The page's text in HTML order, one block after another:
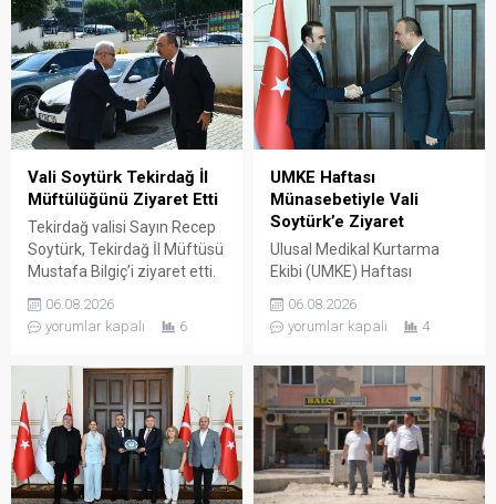
Vali Soytürk Tekirdağ İl
Müftülüğünü Ziyaret Etti
Tekirdağ valisi Sayın Recep
Soytürk, Tekirdağ İl Müftüsü
Mustafa Bilgiç’i ziyaret etti.
Ziyaret sırasında İl Müftüsü
Bilgiç ve Tekirdağ İl
Müftülüğü personeli
Soytürk ardından İl Müftüsü
Bilgiç ile bir süre görüşerek
müftülüğün çalışma ve
faaliyetleri hakkında bilgi
aldı. Günün anısına hatıra
fotoğrafı çekilmesinin
06.08.2026
yorumlar kapalı
6
UMKE Haftası
Münasebetiyle Vali
Soytürk’e Ziyaret
Ulusal Medikal Kurtarma
Ekibi (UMKE) Haftası
Münasebetiyle İl Sağlık
Müdürü Uzm. Dr. Lütfi
Çağatay Onar, Sağlık
Mustafa Dönmez ve UMKE
çalışanları, Tekirdağ valisi
Sayın Recep Soytürk’ü
makamında ziyaret etti.
Ziyaret sırasında İl Sağlık
Müdürü Onar, UMKE Haftası
06.08.2026
yorumlar kapalı
4